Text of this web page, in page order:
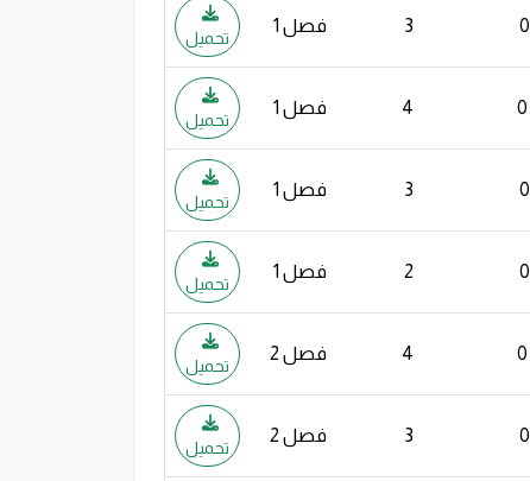
3 فصل 1
تحميل
4 فصل 1
تحميل
3 فصل 1
تحميل
2 فصل 1
تحميل
4 فصل 2
تحميل
3 فصل 2
تحميل